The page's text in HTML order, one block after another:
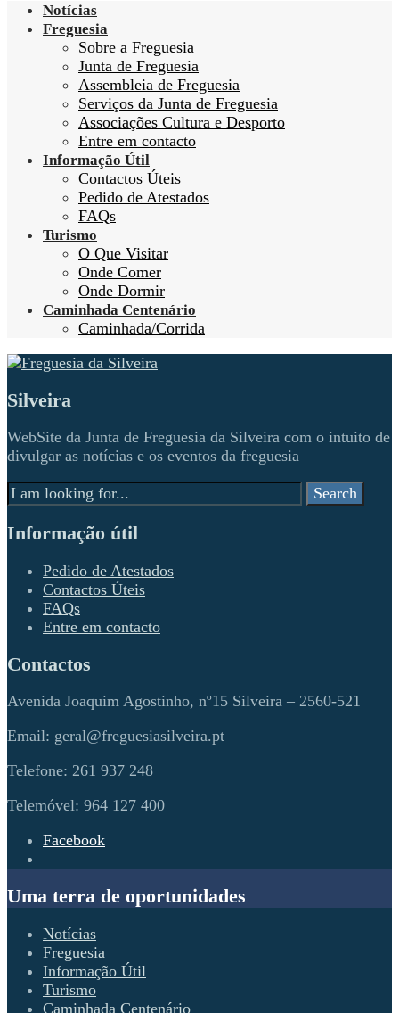
Notícias
Freguesia
Sobre a Freguesia
Junta de Freguesia
Assembleia de Freguesia
Serviços da Junta de Freguesia
Associações Cultura e Desporto
Entre em contacto
Informação Útil
Contactos Úteis
Pedido de Atestados
FAQs
Turismo
O Que Visitar
Onde Comer
Onde Dormir
Caminhada Centenário
Caminhada/Corrida
Silveira
WebSite da Junta de Freguesia da Silveira com o intuito de
divulgar as notícias e os eventos da freguesia
Search
for:
Search
Informação útil
Pedido de Atestados
Contactos Úteis
FAQs
Entre em contacto
Contactos
Avenida Joaquim Agostinho, nº15 Silveira – 2560-521
Email: geral@freguesiasilveira.pt
Telefone: 261 937 248
Telemóvel: 964 127 400
Facebook
Window
Uma terra de oportunidades
Notícias
Freguesia
Informação Útil
Turismo
Caminhada Centenário